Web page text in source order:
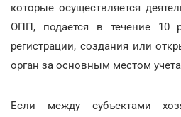
которые осуществляется
ОПП, подается в течение 10
регистрации, создания или
орган за основным местом
Если между субъектами